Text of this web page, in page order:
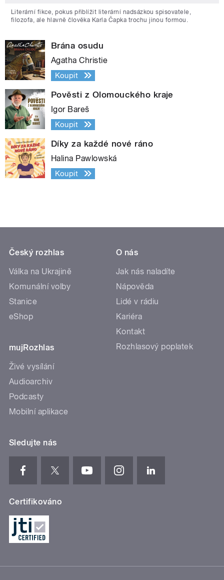
Literární fikce, pokus přiblížit literární nadsázkou spisovatele,
filozofa, ale hlavně člověka Karla Čapka trochu jinou formou.
Brána osudu
Agatha Christie
Koupit
Pověsti z Olomouckého kraje
Igor Bareš
Koupit
Díky za každé nové ráno
Halina Pawlowská
Koupit
Český rozhlas
Válka na Ukrajině
Komunální volby
Stanice
eShop
mujRozhlas
Živé vysílání
Audioarchiv
Podcasty
Mobilní aplikace
O nás
Jak nás naladíte
Nápověda
Lidé v rádiu
Kariéra
Kontakt
Rozhlasový poplatek
Sledujte nás
Certifikováno